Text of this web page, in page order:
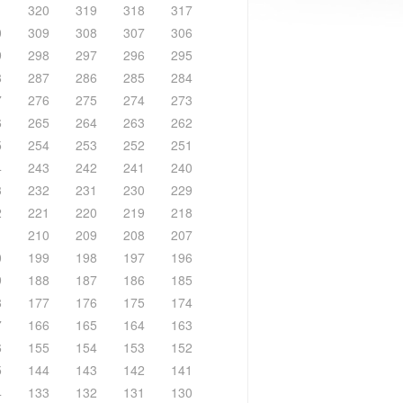
320 319 318
317
309 308 307
306
298 297 296
295
287 286 285
284
276 275 274
273
265 264 263
262
254 253 252
251
243 242 241
240
232 231 230
229
221 220 219
218
210 209 208
207
199 198 197
196
188 187 186
185
177 176 175
174
166 165 164
163
155 154 153
152
144 143 142
141
133 132 131 130